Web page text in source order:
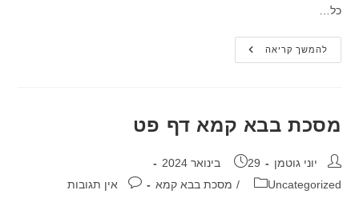
כל…
להמשך קריאהמסכת
בבא
מסכת בבא קמא דף פט
מחבר:יוני גוטמן פורסם:
29 בינואר 2024
קטגוריה:
Uncategorized
/ מסכת בבא קמא תגובות:אין תגובות